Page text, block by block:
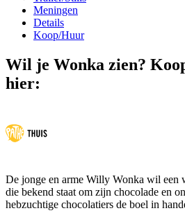
Meningen
Details
Koop/Huur
Wil je Wonka zien?
hier:
De jonge en arme Willy Wonka wil een
die bekend staat om zijn chocolade en
hebzuchtige chocolatiers de boel in